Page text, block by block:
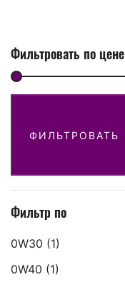
Фильтровать по цене
ФИЛЬТРОВАТЬ
Фильтр по
0W30 (1)
0W40 (1)